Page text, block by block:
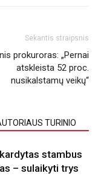
Sekantis straipsnis
prokuroras: „Pernai
atskleista 52 proc.
nusikalstamų veikų“
TURINIO
stambus
– sulaikyti trys